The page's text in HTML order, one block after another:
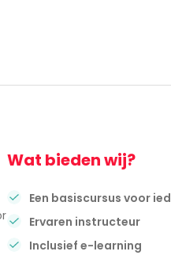
Wat bieden wij?
Een basiscursus voor
Ervaren instructeur
Inclusief e-learning